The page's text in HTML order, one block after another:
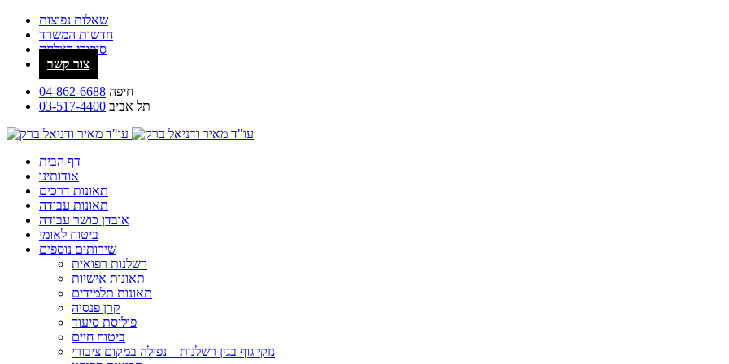
שאלות נפוצות
חדשות המשרד
סיפורי הצלחה
צור קשר
חיפה 04-862-6688
תל אביב 03-517-4400
דף הבית
אודותינו
תאונות דרכים
תאונות עבודה
אובדן כושר עבודה
ביטוח לאומי
שירותים נוספים
רשלנות רפואית
תאונות אישיות
תאונות תלמידים
קרן פנסיה
פוליסת סיעוד
ביטוח חיים
נזקי גוף בגין רשלנות – נפילה במקום ציבורי